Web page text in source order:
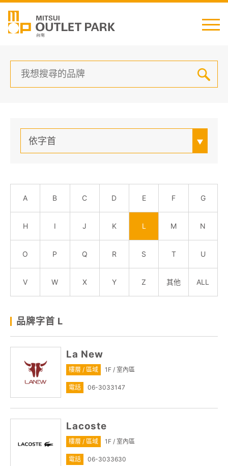
English 日本語 简中 繁中
最新消息
櫃位資訊
顧客服務
關於我們
線上DM
依字首
A B C D E F G
H I J K L M N
O P Q R S T U
V W X Y Z 其他 ALL
品牌字首 L
La New
樓層 / 區域 1F / 室內區
電話 06-3033147
Lacoste
樓層 / 區域 1F / 室內區
電話 06-3033630